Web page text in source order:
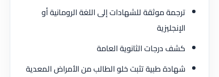
ترجمة موثقة للشهادات إلى اللغة الرومانية أو
الإنجليزية
كشف درجات الثانوية العامة
شهادة طبية تثبت خلو الطالب من الأمراض المعدية